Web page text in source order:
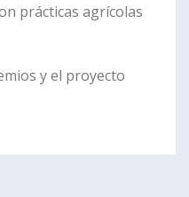
prácticas agrícolas
y el proyecto